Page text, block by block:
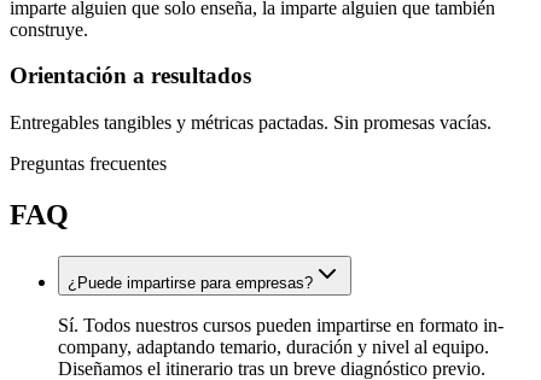
imparte alguien que solo enseña, la imparte alguien que también
construye.
Orientación a resultados
Entregables tangibles y métricas pactadas. Sin promesas vacías.
Preguntas frecuentes
FAQ
¿Puede impartirse para empresas?
Sí. Todos nuestros cursos pueden impartirse en formato in-
company, adaptando temario, duración y nivel al equipo.
Diseñamos el itinerario tras un breve diagnóstico previo.